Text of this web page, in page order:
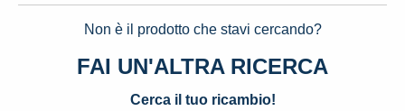
Non è il prodotto che stavi cercando?
FAI UN'ALTRA RICERCA
Cerca il tuo ricambio!